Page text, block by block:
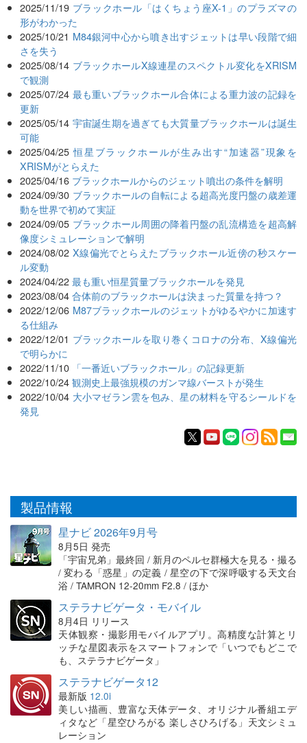
2025/11/19 ブラックホール「はくちょう座X-1」のプラズマの
形がわかった
2025/10/21 M84銀河中心から噴き出すジェットは早い段階で細
さを失う
2025/08/14 ブラックホールX線連星のスペクトル変化をXRISM
で観測
2025/07/24 最も重いブラックホール合体による重力波の記録を
更新
2025/05/14 宇宙誕生期を過ぎても大質量ブラックホールは誕生
可能
2025/04/25 恒星ブラックホールが生み出す“加速器”現象を
XRISMがとらえた
2025/04/16 ブラックホールからのジェット噴出の条件を解明
2024/09/30 ブラックホールの自転による超高光度円盤の歳差運
動を世界で初めて実証
2024/09/05 ブラックホール周囲の降着円盤の乱流構造を超高解
像度シミュレーションで解明
2024/08/02 X線偏光でとらえたブラックホール近傍の秒スケー
ル変動
2024/04/22 最も重い恒星質量ブラックホールを発見
2023/08/04 合体前のブラックホールは決まった質量を持つ？
2022/12/06 M87ブラックホールのジェットがゆるやかに加速す
る仕組み
2022/12/01 ブラックホールを取り巻くコロナの分布、X線偏光
で明らかに
2022/11/10 「一番近いブラックホール」の記録更新
2022/10/24 観測史上最強規模のガンマ線バーストが発生
2022/10/04 大小マゼラン雲を包み、星の材料を守るシールドを
発見
製品情報
星ナビ 2026年9月号
8月5日 発売
「宇宙兄弟」最終回 / 新月のペルセ群極大を見る・撮る
/ 変わる「惑星」の定義 / 星空の下で深呼吸する天文台
浴 / TAMRON 12-20mm F2.8 / ほか
ステラナビゲータ・モバイル
8月4日 リリース
天体観察・撮影用モバイルアプリ。高精度な計算とリ
ッチな星図表示をスマートフォンで「いつでもどこで
も、ステラナビゲータ」
ステラナビゲータ12
最新版 12.0i
美しい描画、豊富な天体データ、オリジナル番組エデ
ィタなど「星空ひろがる 楽しさひろげる」天文シミュ
レーション